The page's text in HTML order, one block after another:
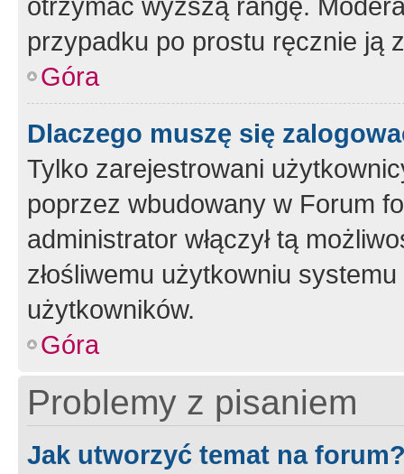
przypadku po prostu ręcznie ją
Góra
Dlaczego muszę się
Tylko zarejestrowani
poprzez wbudowany w Forum
administrator włączył tą
złośliwemu użytkowniu
użytkowników.
Góra
Problemy z pisaniem
Jak utworzyć temat na